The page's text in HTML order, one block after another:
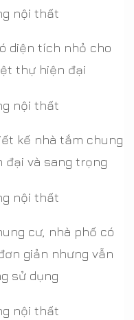
diện tích nhỏ cho
thự hiện đại
kế nhà tắm chung
đại và sang trọng
cư, nhà phố có
giản nhưng vẫn
sử dụng